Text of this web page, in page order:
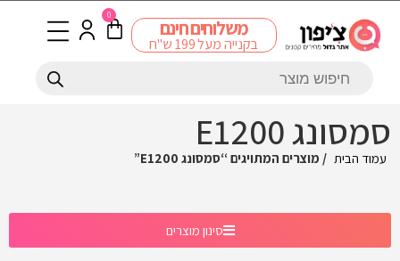
משלוחים חינם
בקנייה מעל 199 ש"ח
0
סמסונג E1200
עמוד הבית / מוצרים המתויגים “סמסונג E1200”
סינון מוצרים